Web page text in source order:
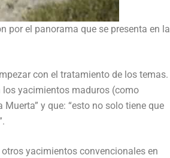
por el panorama que se presenta en la
con el tratamiento de los temas.
los yacimientos maduros (como
y que: “esto no solo tiene que
yacimientos convencionales en